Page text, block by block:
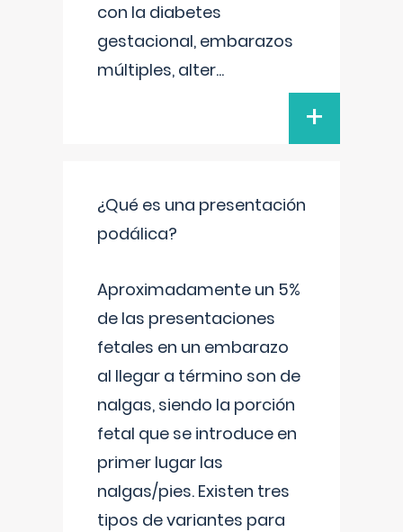
con la diabetes
gestacional, embarazos
múltiples, alter...
+
¿Qué es una presentación
podálica?
Aproximadamente un 5%
de las presentaciones
fetales en un embarazo
al llegar a término son de
nalgas, siendo la porción
fetal que se introduce en
primer lugar las
nalgas/pies. Existen tres
tipos de variantes para